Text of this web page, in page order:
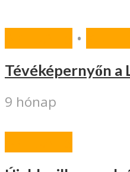
•
Tévéképernyőn a
9 hónap